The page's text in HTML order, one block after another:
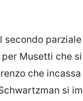
secondo
per Musetti che
che
si